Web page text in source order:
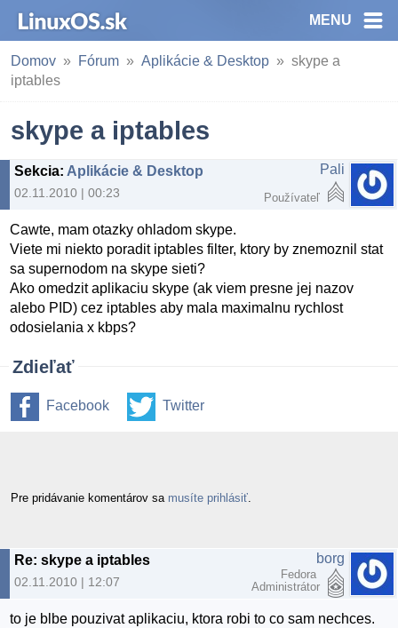
MENU
Domov Fórum Aplikácie & Desktop
skype a
iptables
skype a iptables
Sekcia: Aplikácie & Desktop
02.11.2010 | 00:23
Pali
Používateľ
Cawte, mam otazky ohladom skype.
Viete mi niekto poradit iptables filter, ktory by znemoznil stat
sa supernodom na skype sieti?
Ako omedzit aplikaciu skype (ak viem presne jej nazov
alebo PID) cez iptables aby mala maximalnu rychlost
odosielania x kbps?
Zdieľať
Facebook Twitter
Pre pridávanie komentárov sa musíte prihlásiť
Re: skype a iptables
02.11.2010 | 12:07
borg
Fedora
Administrátor
to je blbe pouzivat aplikaciu, ktora robi to co sam nechces.